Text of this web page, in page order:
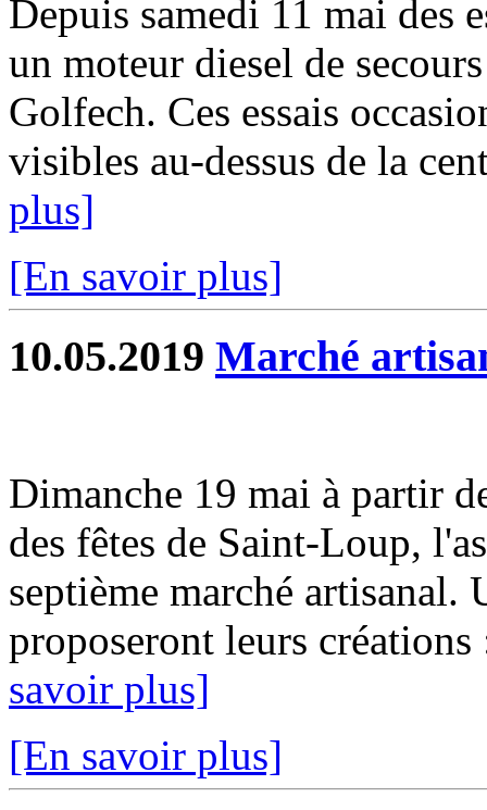
Depuis samedi 11 mai des
un moteur diesel de
Golfech. Ces essais
visibles au-dessus de la
plus]
[En savoir plus]
10.05.2019 Marché
Dimanche 19 mai à partir
des fêtes de Saint-Loup,
septième marché artisanal.
proposeront leurs
savoir plus]
[En savoir plus]